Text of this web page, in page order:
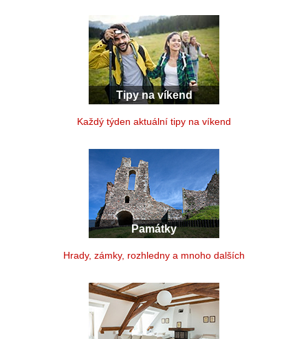
Tipy na víkend
Každý týden aktuální tipy na víkend
Památky
Hrady, zámky, rozhledny a mnoho dalších